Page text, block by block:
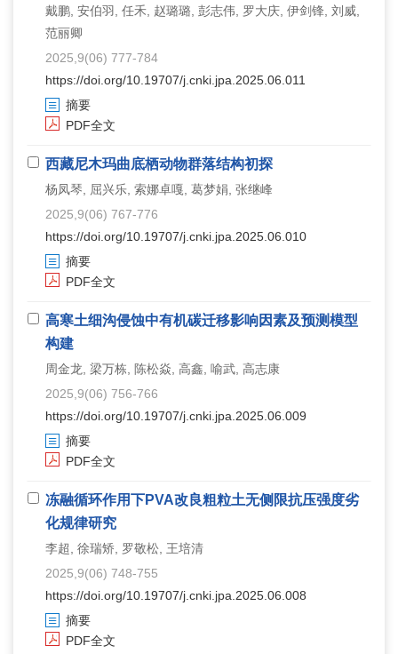
戴鹏, 安伯羽, 任禾, 赵璐璐, 彭志伟, 罗大庆, 伊剑锋, 刘威,
范丽卿
2025,9(06) 777-784
https://doi.org/10.19707/j.cnki.jpa.2025.06.011
摘要
PDF全文
西藏尼木玛曲底栖动物群落结构初探
杨凤琴, 屈兴乐, 索娜卓嘎, 葛梦娟, 张继峰
2025,9(06) 767-776
https://doi.org/10.19707/j.cnki.jpa.2025.06.010
摘要
PDF全文
高寒土细沟侵蚀中有机碳迁移影响因素及预测模型
构建
周金龙, 梁万栋, 陈松焱, 高鑫, 喻武, 高志康
2025,9(06) 756-766
https://doi.org/10.19707/j.cnki.jpa.2025.06.009
摘要
PDF全文
冻融循环作用下PVA改良粗粒土无侧限抗压强度劣
化规律研究
李超, 徐瑞矫, 罗敬松, 王培清
2025,9(06) 748-755
https://doi.org/10.19707/j.cnki.jpa.2025.06.008
摘要
PDF全文